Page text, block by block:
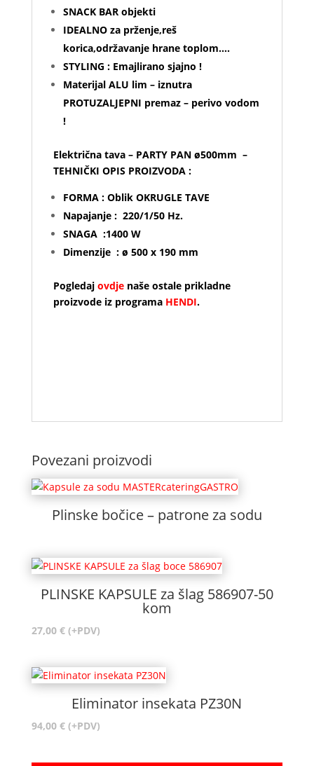
SNACK BAR objekti
IDEALNO za prženje,reš
korica,održavanje hrane toplom….
STYLING : Emajlirano sjajno !
Materijal ALU lim – iznutra
PROTUZALJEPNI premaz – perivo vodom
!
Električna tava – PARTY PAN ø500mm –
TEHNIČKI OPIS PROIZVODA :
FORMA : Oblik OKRUGLE TAVE
Napajanje : 220/1/50 Hz.
SNAGA :1400 W
Dimenzije : ø 500 x 190 mm
Pogledaj ovdjenaše ostale prikladne
proizvode iz programa HENDI.
Povezani proizvodi
Plinske bočice – patrone za sodu
PLINSKE KAPSULE za šlag 586907-50
kom
27,00 € (+PDV)
Eliminator insekata PZ30N
94,00 € (+PDV)